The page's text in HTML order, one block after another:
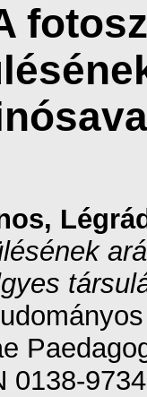
,
0138-9734